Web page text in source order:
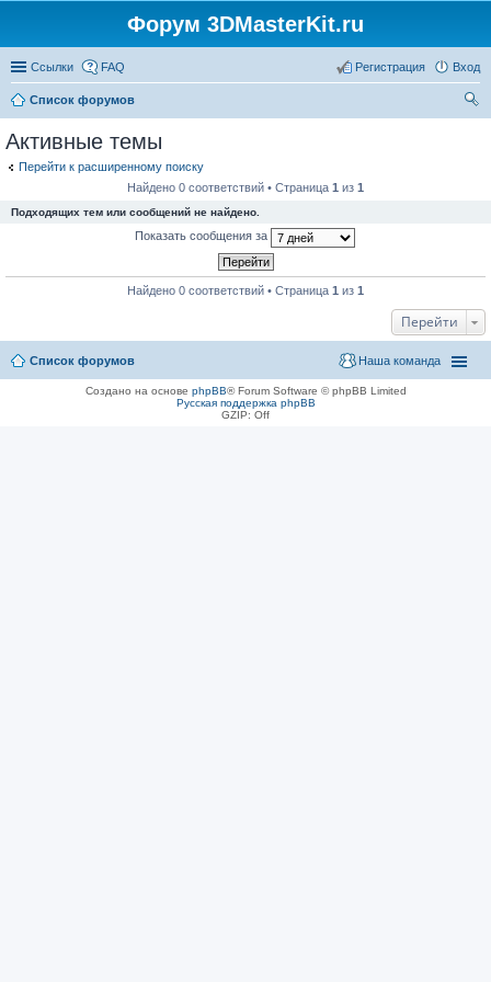
Форум 3DMasterKit.ru
Ссылки FAQ Вход
Регистрация
Список форумов
Активные темы
Перейти к расширенному поиску
Найдено 0 соответствий • Страница 1 из 1
Подходящих тем или сообщений не найдено.
Показать сообщения за
Найдено 0 соответствий • Страница 1 из 1
Перейти
Список форумов Наша команда
Создано на основе phpBB® Forum Software © phpBB Limited
Русская поддержка phpBB
GZIP: Off